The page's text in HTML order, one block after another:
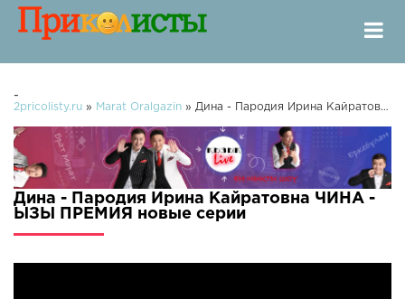
-
2pricolisty.ru » Marat Oralgazin » Дина - Пародия Ирина Кайратовна ЧИНА - ЫЗЫ ПРЕМИЯ
Дина - Пародия Ирина Кайратовна ЧИНА -
ЫЗЫ ПРЕМИЯ новые серии